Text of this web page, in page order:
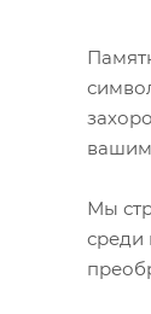
вашим
Мы
среди